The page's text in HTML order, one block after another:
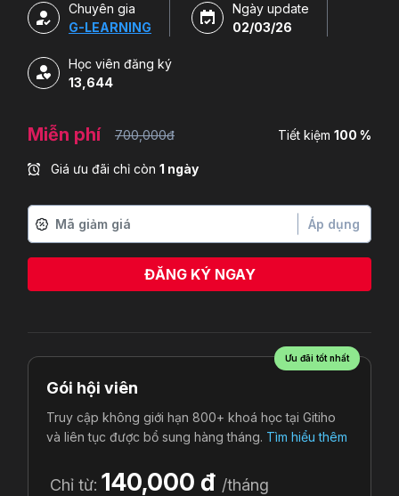
một cách hấp dẫn và sinh động hơn. Chỉ với hơn 3h
học powerpoint miễn phí cùng Gitiho bạn sẽ có thể
học.
Chuyên gia
G-LEARNING
Ngày update
02/03/26
Học viên đăng ký
13,644
Miễn phí 700,000đ Tiết kiệm 100 %
Giá ưu đãi chỉ còn 1 ngày
Áp dụng
ĐĂNG KÝ NGAY
Ưu đãi tốt nhất
Gói hội viên
Truy cập không giới hạn 800+ khoá học tại Gitiho
và liên tục được bổ sung hàng tháng. Tìm hiểu thêm
Chỉ từ: 140,000 đ /tháng